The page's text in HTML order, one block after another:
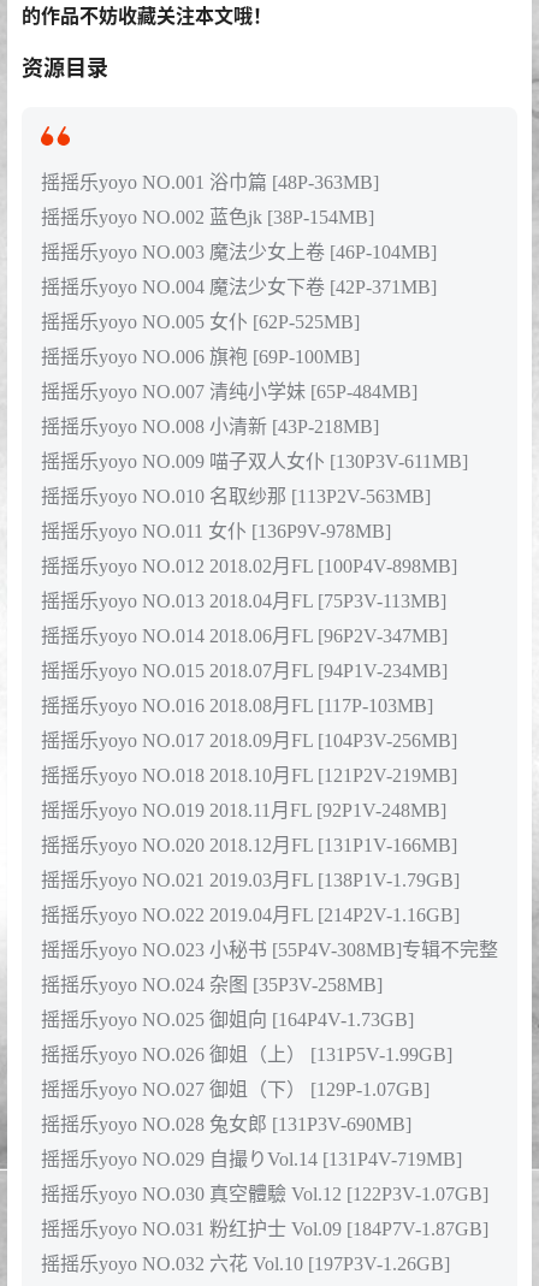
的作品不妨收藏关注本文哦！
资源目录
摇摇乐yoyo NO.001 浴巾篇 [48P-363MB]
摇摇乐yoyo NO.002 蓝色jk [38P-154MB]
摇摇乐yoyo NO.003 魔法少女上卷 [46P-104MB]
摇摇乐yoyo NO.004 魔法少女下卷 [42P-371MB]
摇摇乐yoyo NO.005 女仆 [62P-525MB]
摇摇乐yoyo NO.006 旗袍 [69P-100MB]
摇摇乐yoyo NO.007 清纯小学妹 [65P-484MB]
摇摇乐yoyo NO.008 小清新 [43P-218MB]
摇摇乐yoyo NO.009 喵子双人女仆 [130P3V-611MB]
摇摇乐yoyo NO.010 名取纱那 [113P2V-563MB]
摇摇乐yoyo NO.011 女仆 [136P9V-978MB]
摇摇乐yoyo NO.012 2018.02月FL [100P4V-898MB]
摇摇乐yoyo NO.013 2018.04月FL [75P3V-113MB]
摇摇乐yoyo NO.014 2018.06月FL [96P2V-347MB]
摇摇乐yoyo NO.015 2018.07月FL [94P1V-234MB]
摇摇乐yoyo NO.016 2018.08月FL [117P-103MB]
摇摇乐yoyo NO.017 2018.09月FL [104P3V-256MB]
摇摇乐yoyo NO.018 2018.10月FL [121P2V-219MB]
摇摇乐yoyo NO.019 2018.11月FL [92P1V-248MB]
摇摇乐yoyo NO.020 2018.12月FL [131P1V-166MB]
摇摇乐yoyo NO.021 2019.03月FL [138P1V-1.79GB]
摇摇乐yoyo NO.022 2019.04月FL [214P2V-1.16GB]
摇摇乐yoyo NO.023 小秘书 [55P4V-308MB]专辑不完整
摇摇乐yoyo NO.024 杂图 [35P3V-258MB]
摇摇乐yoyo NO.025 御姐向 [164P4V-1.73GB]
摇摇乐yoyo NO.026 御姐（上） [131P5V-1.99GB]
摇摇乐yoyo NO.027 御姐（下） [129P-1.07GB]
摇摇乐yoyo NO.028 兔女郎 [131P3V-690MB]
摇摇乐yoyo NO.029 自撮りVol.14 [131P4V-719MB]
摇摇乐yoyo NO.030 真空體驗 Vol.12 [122P3V-1.07GB]
摇摇乐yoyo NO.031 粉红护士 Vol.09 [184P7V-1.87GB]
摇摇乐yoyo NO.032 六花 Vol.10 [197P3V-1.26GB]